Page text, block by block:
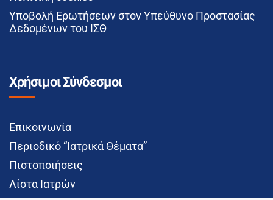
Υποβολή Ερωτήσεων στον Υπεύθυνο Προστασίας
Δεδομένων του ΙΣΘ
Χρήσιμοι Σύνδεσμοι
Επικοινωνία
Περιοδικό “Ιατρικά Θέματα”
Πιστοποιήσεις
Λίστα Ιατρών